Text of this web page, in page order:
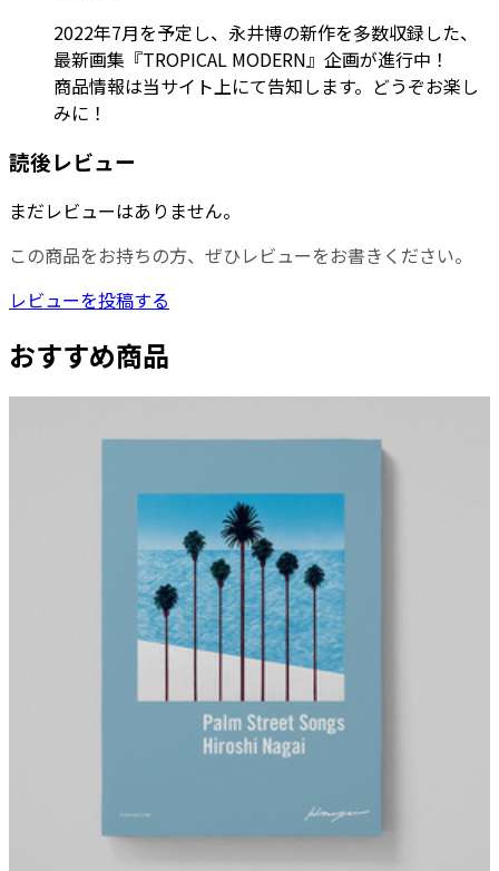
2022年7月を予定し、永井博の新作を多数収録した、
最新画集『TROPICAL MODERN』企画が進行中！
商品情報は当サイト上にて告知します。どうぞお楽し
みに！
読後レビュー
まだレビューはありません。
この商品をお持ちの方、ぜひレビューをお書きください。
レビューを投稿する
おすすめ商品